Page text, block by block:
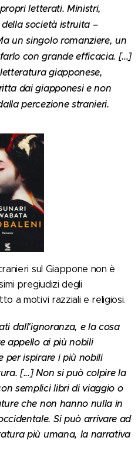
letterati. Ministri,
società istruita –
un singolo romanziere, un
con grande efficacia. [...]
giapponese,
dai giapponesi e non
percezione stranieri.
sul Giappone non è
pregiudizi degli
a motivi razziali e religiosi.
dall'ignoranza, e la cosa
appello ai più nobili
per ispirare i più nobili
[...] Non si può colpire la
semplici libri di viaggio o
che non hanno nulla in
Si può arrivare ad
più umana, la narrativa